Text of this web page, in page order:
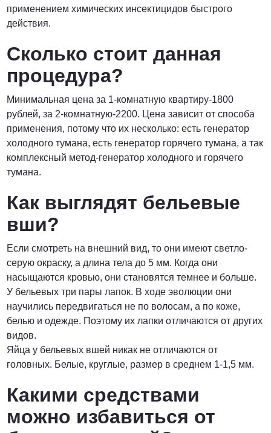
применением химических инсектицидов быстрого
действия.
Сколько стоит данная
процедура?
Минимальная цена за 1-комнатную квартиру-1800
рублей, за 2-комнатную-2200. Цена зависит от способа
применения, потому что их несколько: есть генератор
холодного тумана, есть генератор горячего тумана, а так
комплексный метод-генератор холодного и горячего
тумана.
Как выглядят бельевые
вши?
Если смотреть на внешний вид, то они имеют светло-
серую окраску, а длина тела до 5 мм. Когда они
насыщаются кровью, они становятся темнее и больше.
У бельевых три пары лапок. В ходе эволюции они
научились передвигаться не по волосам, а по коже,
белью и одежде. Поэтому их лапки отличаются от других
видов.
Яйца у бельевых вшей никак не отличаются от
головных. Белые, круглые, размер в среднем 1-1,5 мм.
Какими средствами
можно избавиться от